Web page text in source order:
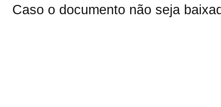
Caso o documento não seja